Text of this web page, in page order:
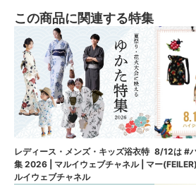
この商品に関連する特集
レディース・メンズ・キッズ浴衣特
集 2026 | マルイウェブチャネル | マ
ルイウェブチャネル
8/12は #
ー